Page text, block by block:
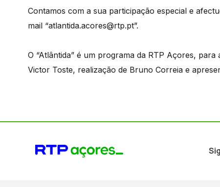
Contamos com a sua participação especial e
mail “atlantida.acores@rtp.pt”.
O “Atlântida” é um programa da RTP Açores,
Victor Toste, realização de Bruno Correia e